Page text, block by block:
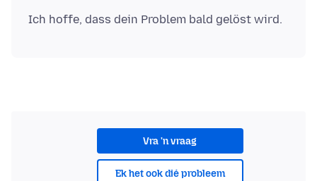
Vra 'n vraag
Ek het ook dié probleem